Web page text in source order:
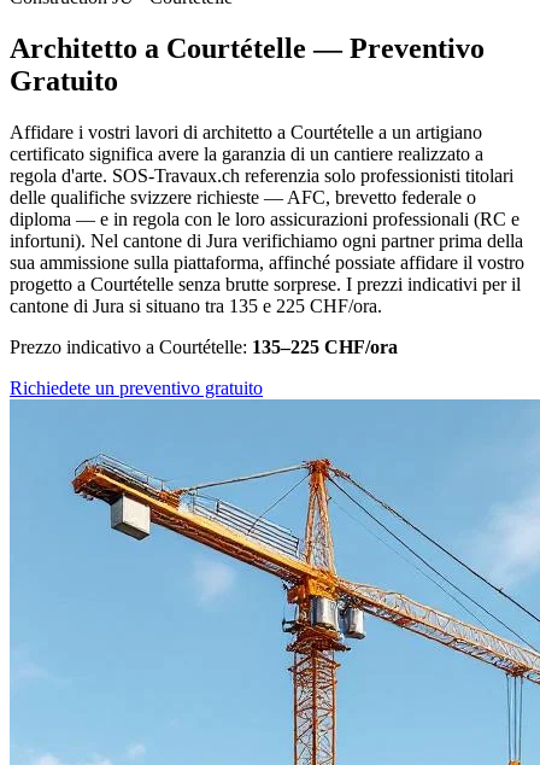
Architetto a Courtételle — Preventivo
Gratuito
Affidare i vostri lavori di architetto a Courtételle a un artigiano
certificato significa avere la garanzia di un cantiere realizzato a
regola d'arte. SOS-Travaux.ch referenzia solo professionisti titolari
delle qualifiche svizzere richieste — AFC, brevetto federale o
diploma — e in regola con le loro assicurazioni professionali (RC e
infortuni). Nel cantone di Jura verifichiamo ogni partner prima della
sua ammissione sulla piattaforma, affinché possiate affidare il vostro
progetto a Courtételle senza brutte sorprese. I prezzi indicativi per il
cantone di Jura si situano tra 135 e 225 CHF/ora.
Prezzo indicativo a Courtételle: 135–225 CHF/ora
Richiedete un preventivo gratuito